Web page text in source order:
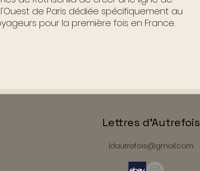
de Paris dédiée spécifiquement au
pour la première fois en France.
Lettres d'Autrefois
ldautrefois@gmail.com